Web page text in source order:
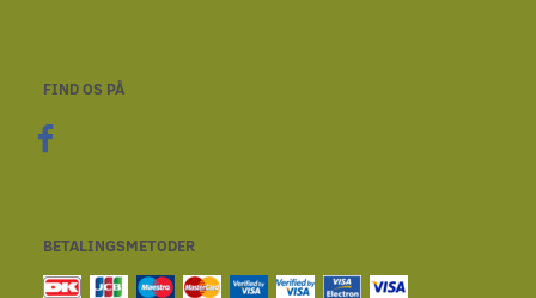
FIND OS PÅ
BETALINGSMETODER